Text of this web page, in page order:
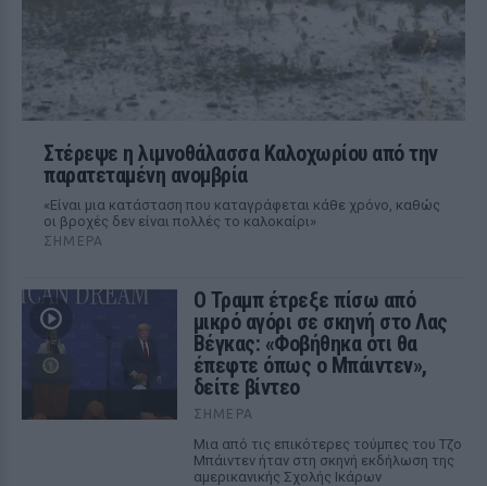
Στέρεψε η λιμνοθάλασσα Καλοχωρίου από την
παρατεταμένη ανομβρία
«Είναι μια κατάσταση που καταγράφεται κάθε χρόνο, καθώς
οι βροχές δεν είναι πολλές το καλοκαίρι»
ΣΉΜΕΡΑ
Ο Τραμπ έτρεξε πίσω από
μικρό αγόρι σε σκηνή στο Λας
Βέγκας: «Φοβήθηκα ότι θα
έπεφτε όπως ο Μπάιντεν»,
δείτε βίντεο
ΣΉΜΕΡΑ
Μια από τις επικότερες τούμπες του Τζο
Μπάιντεν ήταν στη σκηνή εκδήλωση της
αμερικανικής Σχολής Ικάρων